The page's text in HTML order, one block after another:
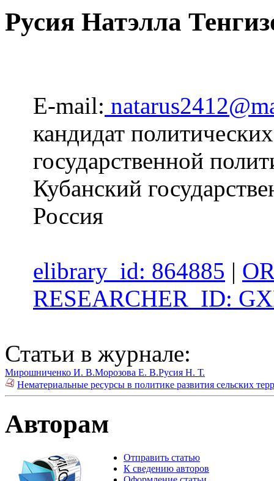
Русия Натэлла
E-mail:
кандидат
государственной
Кубанский
Россия
elibrary_id: 864885 |
RESEARCHER_ID:
Статьи в журнале:
Мирошниченко И. В.Морозова Е. В.Русия Н. Т.
Нематериальные ресурсы в политике развития сельских
Авторам
Отправить статью
К сведению авторов